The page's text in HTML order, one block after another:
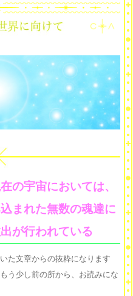
の宇宙においては、
まれた無数の魂達に
が行われている
た文章からの抜粋になります
う少し前の所から、お読みにな